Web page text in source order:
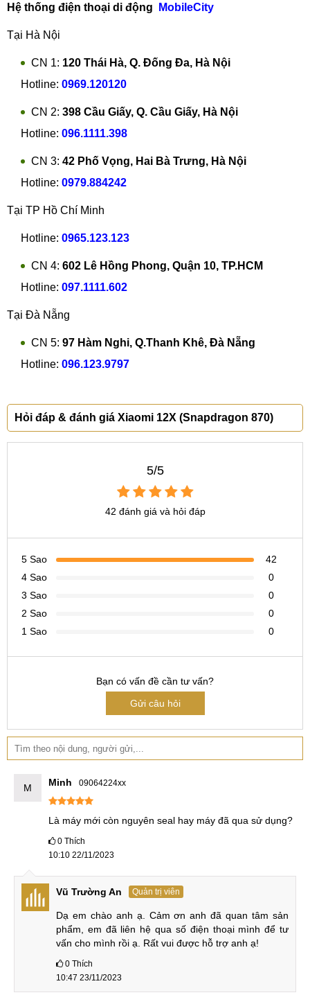
kèm,... thì có thể máy bị hỏng IC wifi hoặc anten wifi.
7. Xiaomi 12X hỏng phím nguồn, phím âm lượng
Trải qua một thời gian dài, các phím vật lý trên điện thoại rất
dễ gặp phải tình trạng bong tróc lớp sơn mạ gây mất thẩm
khi sử dụng.
lượng, phím nguồn Xiaomi 12X
đến vấn đề đó vì nghĩ đó chỉ là lỗi thông thường. Tuy nhiên,
vậy, chúng ta cần xác định được tình trạng mà điện thoại
gặp phải để nhanh chóng đưa ra các biện pháp khắc phục
Sửa main, thay main
Ngoài vấn đề giải trí, loa máy còn góp một vai trò quan trọng
trong các hoạt động hàng ngày như nghe gọi, thông báo... Vì
vậy, nếu hệ thống loa gặp trục trặc, việc sử dụng máy sẽ bị
Mời Quý khách tham khảo dịch vụ:
Máy ảnh trên điện thoại đóng vai trò rất quan trọng, nó giúp
ghi lại những khoảnh khắc cuộc sống thường ngày cũng
như phục vụ công việc online một cách vô cùng hữu dụng.
Những lỗi, hỏng trên camera là điều mà không người dùng
nào mong muốn.
Mời Quý khách tham khảo dịch vụ:Thay, sửa Camera trước,
11. Xiaomi 12X hỏng nguồn, IC nguồn
IC nguồn đóng vai trò quản lý và phân phối năng lượng giúp
các bộ phận khác hoạt động ổn định. Nếu máy xuất hiện tình
trạng không thể lên nguồn thì rất có thể IC này đã gặp phải
vấn đề. Lúc này, hãy đến các cơ sở sửa chữa uy tín để kiểm
tra và tiến hành sửa nguồn Xiaomi 12X nếu cần thiết.
Mời Quý khách tham khảo dịch vụ:Sửa nguồn Xiaomi 12X
Ngoài các dịch vụ kể trên MobileCity còn cung cấp các dịch
vụ sữa chữa khác theo yêu cầu, bất kì lỗi gì, đội ngũ của
MobileCity đều có thể xử lý. Để đươc hỗ trợ chi tiết hơn quỹ
khách hãy gọi ngay đến hotline hoặc chat qua trang
Facebook của MobileCity.
Hệ thống điện thoại di động MobileCity
Tại Hà Nội
CN 1: 120 Thái Hà, Q. Đống Đa, Hà Nội
Hotline: 0969.120120
CN 2: 398 Cầu Giấy, Q. Cầu Giấy, Hà Nội
Hotline: 096.1111.398
CN 3: 42 Phố Vọng, Hai Bà Trưng, Hà Nội
Hotline: 0979.884242
Tại TP Hồ Chí Minh
Hotline: 0965.123.123
CN 4: 602 Lê Hồng Phong, Quận 10, TP.HCM
Hotline: 097.1111.602
Tại Đà Nẵng
CN 5: 97 Hàm Nghi, Q.Thanh Khê, Đà Nẵng
Hotline: 096.123.9797
Hỏi đáp & đánh giá Xiaomi 12X (Snapdragon 870)
5/5
42 đánh giá và hỏi đáp
5 Sao
42
4 Sao
0
3 Sao
0
2 Sao
0
1 Sao
0
Bạn có vấn đề cần tư vấn?
Gửi câu hỏi
M Minh 09064224xx
Là máy mới còn nguyên seal hay máy đã qua sử dụng?
0 Thích
10:10 22/11/2023
Vũ Trường An Quản trị viên
Dạ em chào anh ạ. Cảm ơn anh đã quan tâm sản
phẩm, em đã liên hệ qua số điện thoại mình để tư
vấn cho mình rồi ạ. Rất vui được hỗ trợ anh ạ!
0 Thích
10:47 23/11/2023